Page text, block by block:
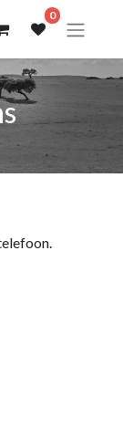
0